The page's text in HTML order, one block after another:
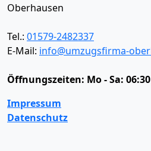
Oberhausen
Tel.: 01579-2482337
E-Mail: info@umzugsfirma-
Öffnungszeiten: Mo - Sa:
Impressum
Datenschutz